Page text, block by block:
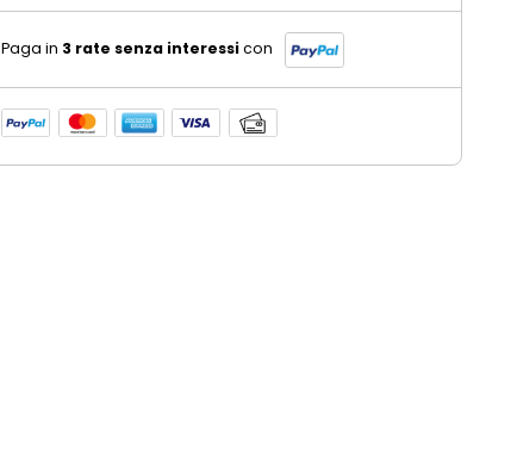
Paga in 3 rate senza interessicon